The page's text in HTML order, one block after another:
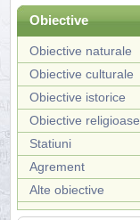
Obiective
Obiective naturale
Obiective culturale
Obiective istorice
Obiective religioase
Statiuni
Agrement
Alte obiective